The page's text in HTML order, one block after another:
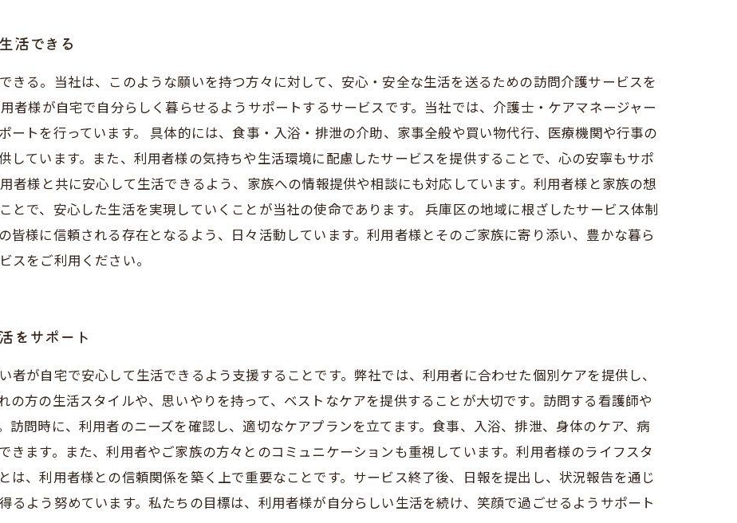
活できる
きる。当社は、このような願いを持つ方々に対して、安心・安全な生活を送るための訪問介護サービスを
者様が自宅で自分らしく暮らせるようサポートするサービスです。当社では、介護士・ケアマネージャー
ートを行っています。 具体的には、食事・入浴・排泄の介助、家事全般や買い物代行、医療機関や行事の
しています。また、利用者様の気持ちや生活環境に配慮したサービスを提供することで、心の安寧もサポ
者様と共に安心して生活できるよう、家族への情報提供や相談にも対応しています。利用者様と家族の想
とで、安心した生活を実現していくことが当社の使命であります。 兵庫区の地域に根ざしたサービス体制
皆様に信頼される存在となるよう、日々活動しています。利用者様とそのご家族に寄り添い、豊かな暮ら
スをご利用ください。
をサポート
者が自宅で安心して生活できるよう支援することです。弊社では、利用者に合わせた個別ケアを提供し、
の方の生活スタイルや、思いやりを持って、ベストなケアを提供することが大切です。訪問する看護師や
訪問時に、利用者のニーズを確認し、適切なケアプランを立てます。食事、入浴、排泄、身体のケア、病
きます。また、利用者やご家族の方々とのコミュニケーションも重視しています。利用者様のライフスタ
は、利用者様との信頼関係を築く上で重要なことです。サービス終了後、日報を提出し、状況報告を通じ
るよう努めています。私たちの目標は、利用者様が自分らしい生活を続け、笑顔で過ごせるようサポート